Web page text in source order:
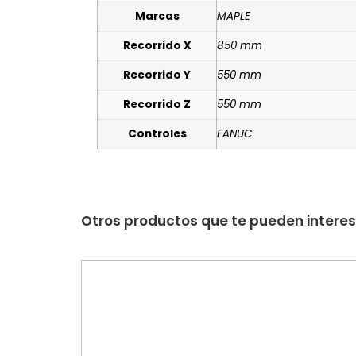
Marcas
MAPLE
Recorrido X
850 mm
Recorrido Y
550 mm
Recorrido Z
550 mm
Controles
FANUC
Otros productos que te pueden